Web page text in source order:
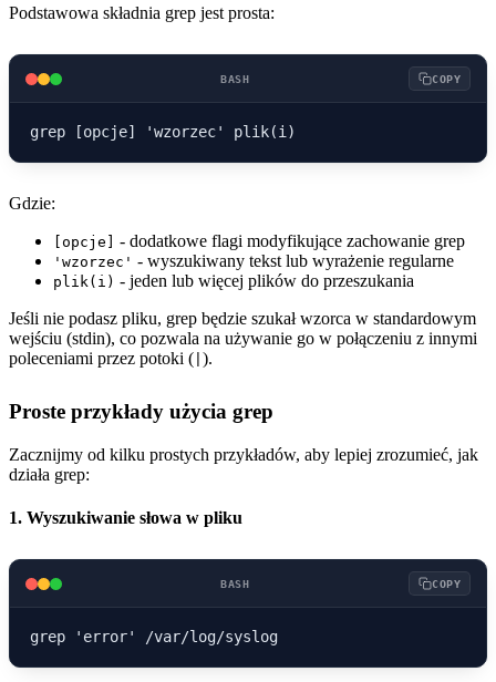
Podstawowa składnia grep jest prosta:
BASH COPY
Gdzie:
[opcje] - dodatkowe flagi modyfikujące zachowanie grep
'wzorzec' - wyszukiwany tekst lub wyrażenie regularne
plik(i) - jeden lub więcej plików do przeszukania
Jeśli nie podasz pliku, grep będzie szukał wzorca w standardowym
wejściu (stdin), co pozwala na używanie go w połączeniu z innymi
poleceniami przez potoki ( ).
Proste przykłady użycia grep
Zacznijmy od kilku prostych przykładów, aby lepiej zrozumieć, jak
działa grep:
1. Wyszukiwanie słowa w pliku
BASH COPY